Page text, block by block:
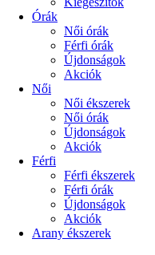
Órák
Női órák
Férfi órák
Újdonságok
Akciók
Női
Női ékszerek
Női órák
Újdonságok
Akciók
Férfi
Férfi ékszerek
Férfi órák
Újdonságok
Akciók
Arany ékszerek